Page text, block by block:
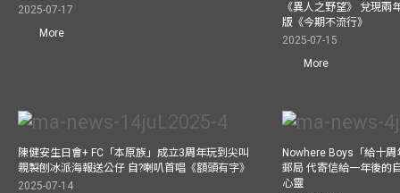
2025-07-17
More
《異人之野望》 兌現兩
版《今期不流行》
2025-07-15
More
陳健安生日會+ FC「本原族」成立3周年玩到尖叫
親製刨冰派海報送公仔 自?喇叭首唱《額頭有字》
2025-07-14
Nowhere Boys「給十
郵局 代寄信給一年後的
心靈